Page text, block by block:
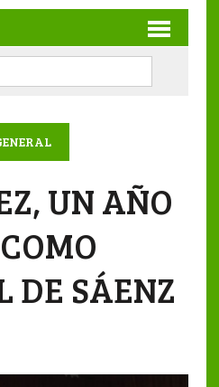
UN AÑO
DE SÁENZ